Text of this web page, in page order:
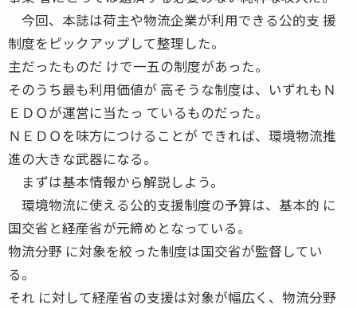
今回、本誌は荷主や物流企業が利用できる公的支 援
制度をピックアップして整理した。
主だったものだ けで一五の制度があった。
そのうち最も利用価値が 高そうな制度は、いずれもＮ
ＥＤＯが運営に当たっ ているものだった。
ＮＥＤＯを味方につけることが できれば、環境物流推
進の大きな武器になる。
まずは基本情報から解説しよう。
環境物流に使える公的支援制度の予算は、基本的 に
国交省と経産省が元締めとなっている。
物流分野 に対象を絞った制度は国交省が監督してい
る。
それ に対して経産省の支援は対象が幅広く、物流分野